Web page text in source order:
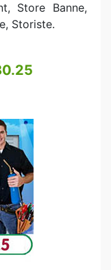
Store Banne,
Storiste.